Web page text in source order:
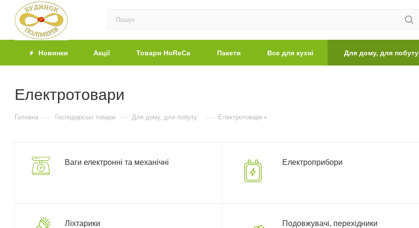
Новинки Акції Товари HoReCa Пакети Все для кухні Для дому, для побуту
Електротовари
Головна — Господарські товари — Для дому, для побуту — Електротовари
Ваги електронні та механічні Електроприбори
Ліхтарики Подовжувачі, перехідники